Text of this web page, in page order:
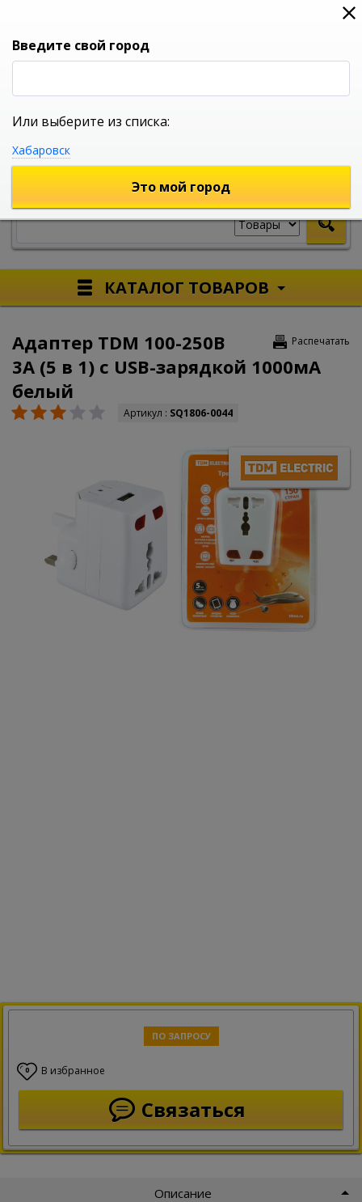
0
УНИВЕРСАЛЬНЫЙ ИНТЕРНЕТ МАГАЗИН
КАТАЛОГ ТОВАРОВ
Распечатать
Адаптер TDM 100-250В
3A (5 в 1) c USB-зарядкой 1000мА
белый
Артикул : SQ1806-0044
ПО ЗАПРОСУ
0 В избранное
Связаться
Описание
Введите свой город
Или выберите из списка:
Хабаровск
Это мой город